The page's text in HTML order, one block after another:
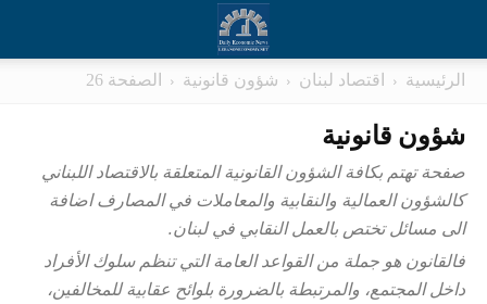
الرئيسية اقتصاد لبنان شؤون قانونية الصفحة 26
شؤون قانونية
صفحة تهتم بكافة الشؤون القانونية المتعلقة بالاقتصاد اللبناني
كالشؤون العمالية والنقابية والمعاملات في المصارف اضافة
الى مسائل تختص بالعمل النقابي في لبنان.
فالقانون هو جملة من القواعد العامة التي تنظم سلوك الأفراد
داخل المجتمع، والمرتبطة بالضرورة بلوائح عقابية للمخالفين،